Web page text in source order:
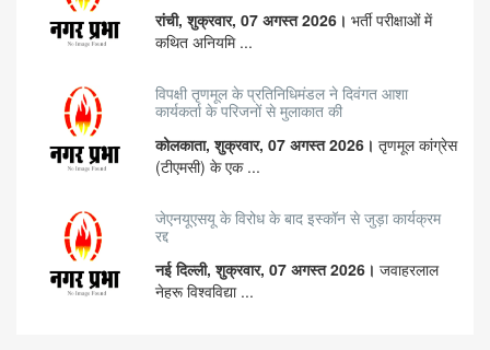
रांची, शुक्रवार, 07 अगस्त 2026। भर्ती परीक्षाओं में
कथित अनियमि ...
विपक्षी तृणमूल के प्रतिनिधिमंडल ने दिवंगत आशा
कार्यकर्ता के परिजनों से मुलाकात की
कोलकाता, शुक्रवार, 07 अगस्त 2026। तृणमूल कांग्रेस
(टीएमसी) के एक ...
जेएनयूएसयू के विरोध के बाद इस्कॉन से जुड़ा कार्यक्रम
रद्द
नई दिल्ली, शुक्रवार, 07 अगस्त 2026। जवाहरलाल
नेहरू विश्वविद्या ...